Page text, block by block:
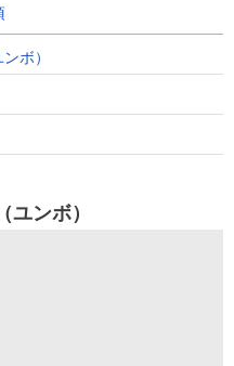
ボ）
ンボ）